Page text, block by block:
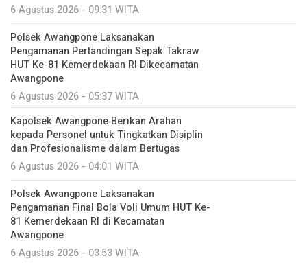
6 Agustus 2026 - 09:31 WITA
Polsek Awangpone Laksanakan
Pengamanan Pertandingan Sepak Takraw
HUT Ke-81 Kemerdekaan RI Dikecamatan
Awangpone
6 Agustus 2026 - 05:37 WITA
‎Kapolsek Awangpone Berikan Arahan
kepada Personel untuk Tingkatkan Disiplin
dan Profesionalisme dalam Bertugas
6 Agustus 2026 - 04:01 WITA
‎Polsek Awangpone Laksanakan
Pengamanan Final Bola Voli Umum HUT Ke-
81 Kemerdekaan RI di Kecamatan
Awangpone
6 Agustus 2026 - 03:53 WITA